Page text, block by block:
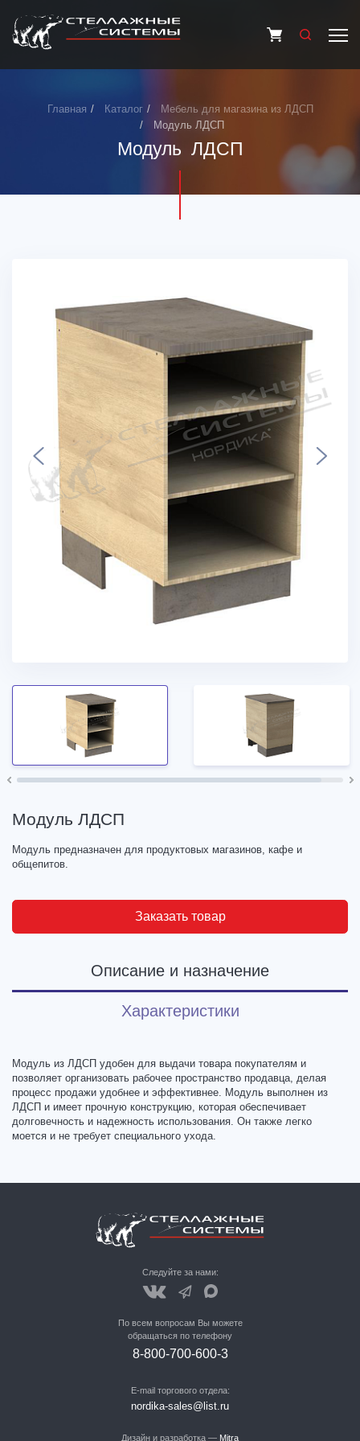
Главная Каталог
Мебель для магазина из ЛДСП
Модуль ЛДСП
Модуль ЛДСП
Модуль ЛДСП
Модуль предназначен для продуктовых магазинов, кафе и
общепитов.
Заказать товар
Описание и назначение
Характеристики
Модуль из ЛДСП удобен для выдачи товара покупателям и
позволяет организовать рабочее пространство продавца, делая
процесс продажи удобнее и эффективнее. Модуль выполнен из
ЛДСП и имеет прочную конструкцию, которая обеспечивает
долговечность и надежность использования. Он также легко
моется и не требует специального ухода.
Следуйте за нами:
По всем вопросам Вы можете
обращаться по телефону
8-800-700-600-3
E-mail торгового отдела:
nordika-sales@list.ru
Дизайн и разработка — Mitra